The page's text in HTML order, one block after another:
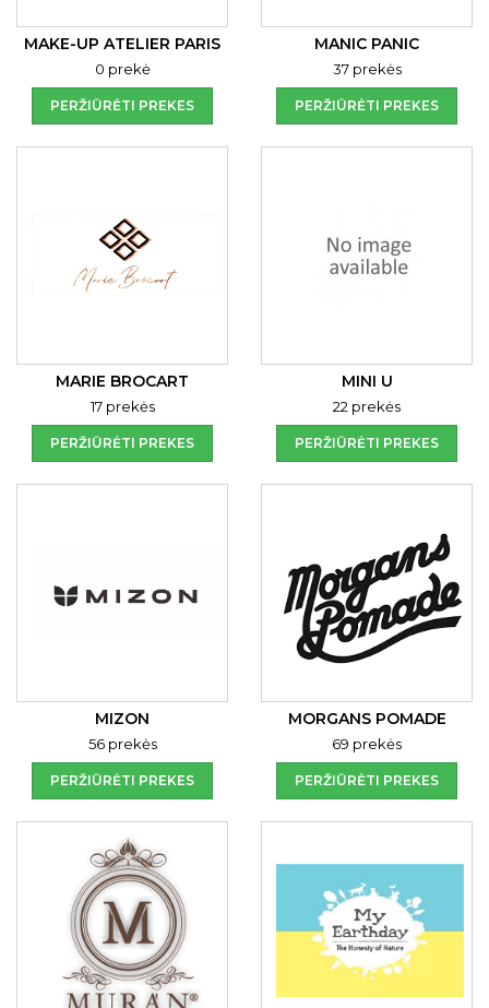
MAKE-UP ATELIER PARIS
0 prekė
PERŽIŪRĖTI PREKES
MANIC PANIC
37 prekės
PERŽIŪRĖTI PREKES
MARIE BROCART
17 prekės
PERŽIŪRĖTI PREKES
MINI U
22 prekės
PERŽIŪRĖTI PREKES
MIZON
56 prekės
PERŽIŪRĖTI PREKES
MORGANS POMADE
69 prekės
PERŽIŪRĖTI PREKES